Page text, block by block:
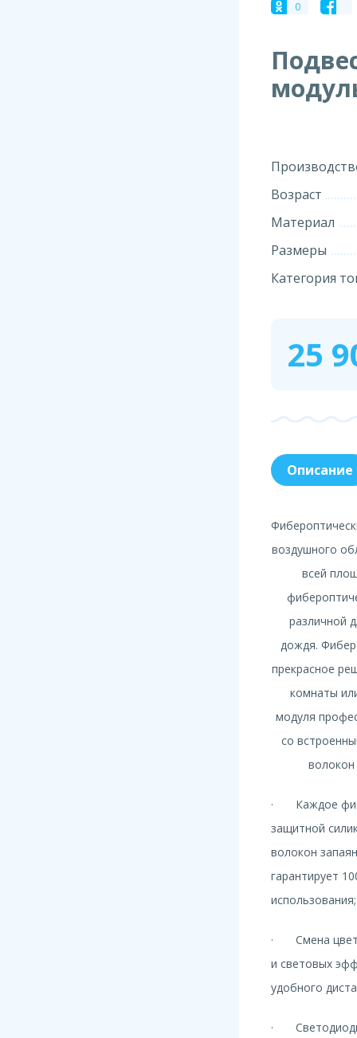
0
Возраст
Материал
Размеры
Категория
25
Описание
воздушного
всей
различной
дождя.
прекрасное
комнаты
модуля
со
волокон
· Каждое
защитной
волокон
гарантирует
использования;
· Смена
и световых
удобного
·